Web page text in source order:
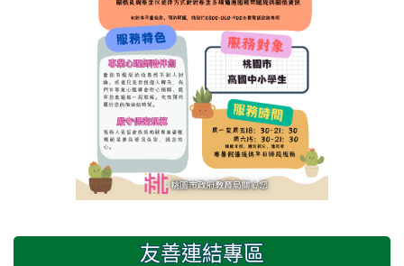
友善連結專區